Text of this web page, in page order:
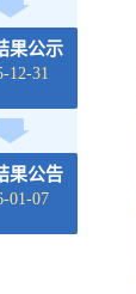
果公示
12-31
果公告
01-07